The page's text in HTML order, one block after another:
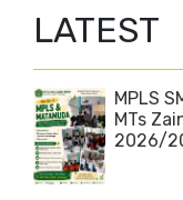
LATEST
MPLS
MTs
2026/